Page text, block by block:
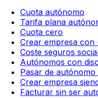
Cuota autónomo
Tarifa plana
Cuota cero
Crear empresa con
Coste seguros
Autónomos con
Pasar de autónomo
Crear empresa
Facturar sin ser